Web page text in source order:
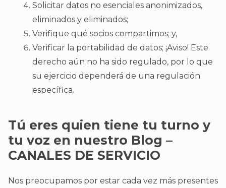
Solicitar datos no esenciales anonimizados,
eliminados y eliminados;
Verifique qué socios compartimos; y,
Verificar la portabilidad de datos; ¡Aviso! Este
derecho aún no ha sido regulado, por lo que
su ejercicio dependerá de una regulación
específica.
Tú eres quien tiene tu turno y
tu voz en nuestro Blog –
CANALES DE SERVICIO
Nos preocupamos por estar cada vez más presentes